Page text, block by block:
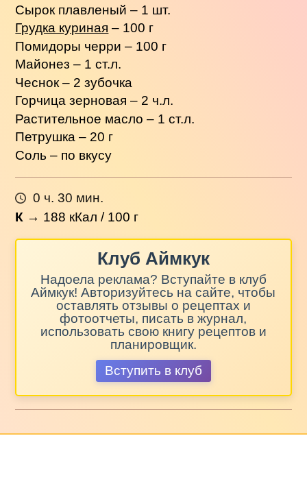
Сырок плавленый – 1 шт.
Грудка куриная – 100 г
Помидоры черри – 100 г
Майонез – 1 ст.л.
Чеснок – 2 зубочка
Горчица зерновая – 2 ч.л.
Растительное масло – 1 ст.л.
Петрушка – 20 г
Соль – по вкусу
0 ч. 30 мин.
К → 188 кКал / 100 г
Клуб Аймкук
Надоела реклама? Вступайте в клуб
Аймкук! Авторизуйтесь на сайте, чтобы
оставлять отзывы о рецептах и
фотоотчеты, писать в журнал,
использовать свою книгу рецептов и
планировщик.
Вступить в клуб